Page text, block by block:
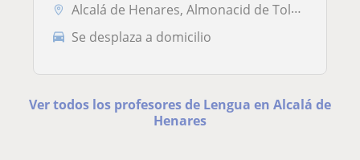
Alcalá de Henares, Almonacid de Toledo, Villaminaya
Se desplaza a domicilio
Ver todos los profesores de Lengua en Alcalá de
Henares